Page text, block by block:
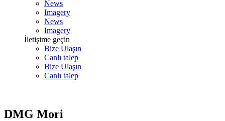
News
Imagery
News
Imagery
İletişime geçin
Bize Ulaşın
Canlı talep
Bize Ulaşın
Canlı talep
DMG Mori